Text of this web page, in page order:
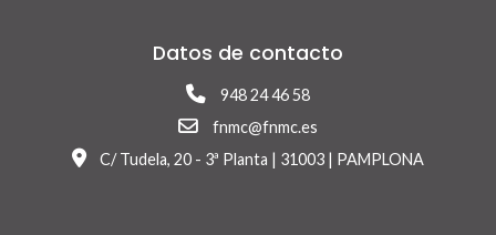
Datos de contacto
948 24 46 58
fnmc@fnmc.es
C/ Tudela, 20 - 3ª Planta | 31003 | PAMPLONA